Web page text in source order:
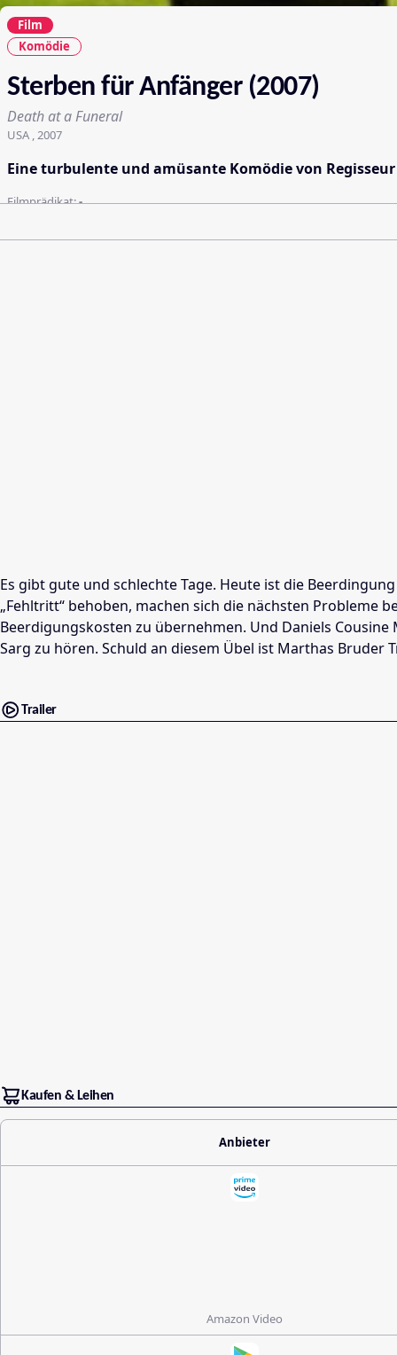
Film
Komödie
Sterben für Anfänger (2007)
Death at a Funeral
USA , 2007
Eine turbulente und amüsante Komödie von
Filmprädikat:-
Es gibt gute und schlechte Tage. Heute ist die
„Fehltritt“ behoben, machen sich die nächsten Probleme
Beerdigungskosten zu übernehmen. Und Daniels
Sarg zu hören. Schuld an diesem Übel ist Marthas
Trailer
Kaufen & Leihen
Anbieter
Amazon Video